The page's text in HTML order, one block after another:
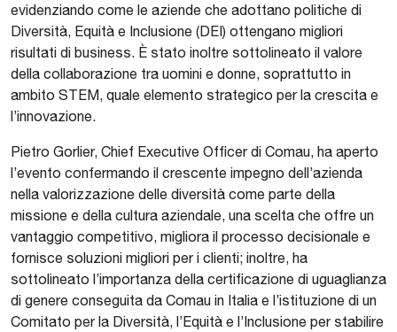
evidenziando come le aziende che adottano politiche di
Diversità, Equità e Inclusione (DEI) ottengano migliori
risultati di business. È stato inoltre sottolineato il valore
della collaborazione tra uomini e donne, soprattutto in
ambito STEM, quale elemento strategico per la crescita e
l’innovazione.
Pietro Gorlier, Chief Executive Officer di Comau, ha aperto
l’evento confermando il crescente impegno dell’azienda
nella valorizzazione delle diversità come parte della
missione e della cultura aziendale, una scelta che offre un
vantaggio competitivo, migliora il processo decisionale e
fornisce soluzioni migliori per i clienti; inoltre, ha
sottolineato l’importanza della certificazione di uguaglianza
di genere conseguita da Comau in Italia e l’istituzione di un
Comitato per la Diversità, l’Equità e l’Inclusione per stabilire